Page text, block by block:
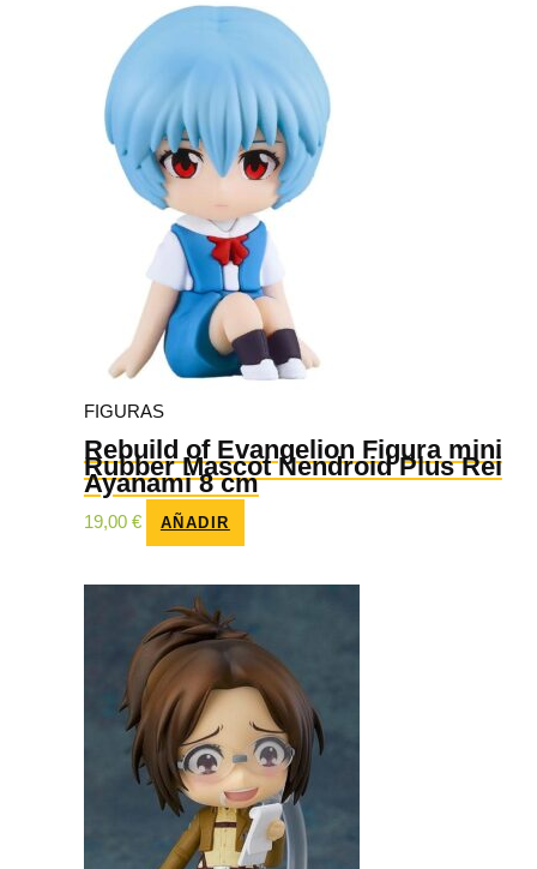
FIGURAS
Rebuild of Evangelion Figura mini
Rubber Mascot Nendroid Plus Rei
Ayanami 8 cm
19,00 € AÑADIR